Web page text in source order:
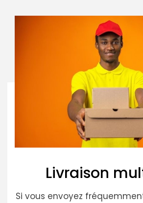
Livraison
Si vous envoyez